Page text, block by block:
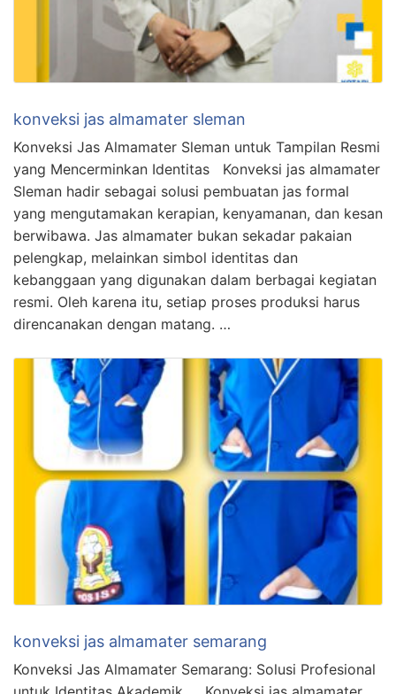
konveksi jas almamater sleman
Konveksi Jas Almamater Sleman untuk Tampilan Resmi
yang Mencerminkan Identitas Konveksi jas almamater
Sleman hadir sebagai solusi pembuatan jas formal
yang mengutamakan kerapian, kenyamanan, dan kesan
berwibawa. Jas almamater bukan sekadar pakaian
pelengkap, melainkan simbol identitas dan
kebanggaan yang digunakan dalam berbagai kegiatan
resmi. Oleh karena itu, setiap proses produksi harus
direncanakan dengan matang. …
konveksi jas almamater semarang
Konveksi Jas Almamater Semarang: Solusi Profesional